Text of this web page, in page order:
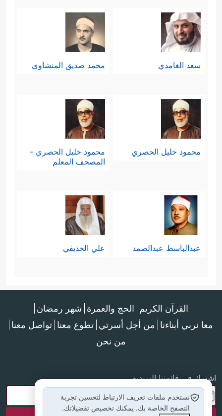
سعد الغامدي محمد صديق المنشاوي
محمود خليل الحصري
محمود خليل الحصري -
المصحف المعلم
عبدالباسط عبدالصمد علي الحذيفي
القرآن الكريم الحج والعمرة شهر رمضان
معا نربي أبناءنا من أجل أسرتي تطوع معنا تواصل معنا
من نحن
اشترك في قائمتنا البريدية
نستخدم ملفات تعريف الارتباط لتحسين تجربة
التصفح الخاصة بك. يمكنك تخصيص تفضيلاتك.